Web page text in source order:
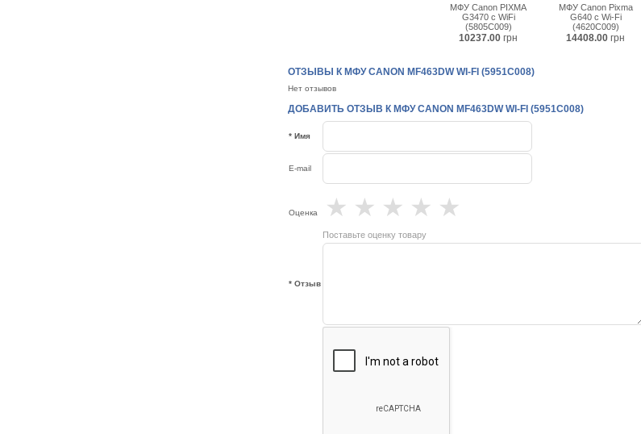
МФУ Canon PIXMA
G3470 c WiFi
(5805C009)
10237.00 грн
МФУ Canon Pixma
G640 c Wi-Fi
(4620C009)
14408.00 грн
ОТЗЫВЫ К МФУ CANON MF463DW WI-FI (5951C008)
Нет отзывов
ДОБАВИТЬ ОТЗЫВ К МФУ CANON MF463DW WI-FI (5951C008)
* Имя
E-mail
Оценка ★
★
★
★
★
Поставьте оценку товару
* Отзыв